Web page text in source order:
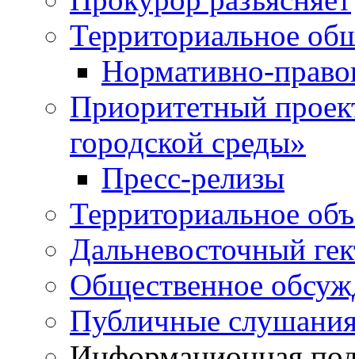
Территориальное
Нормативно-
Приоритетный
городской среды»
Пресс-релизы
Территориальное
Дальневосточный
Общественное
Публичные